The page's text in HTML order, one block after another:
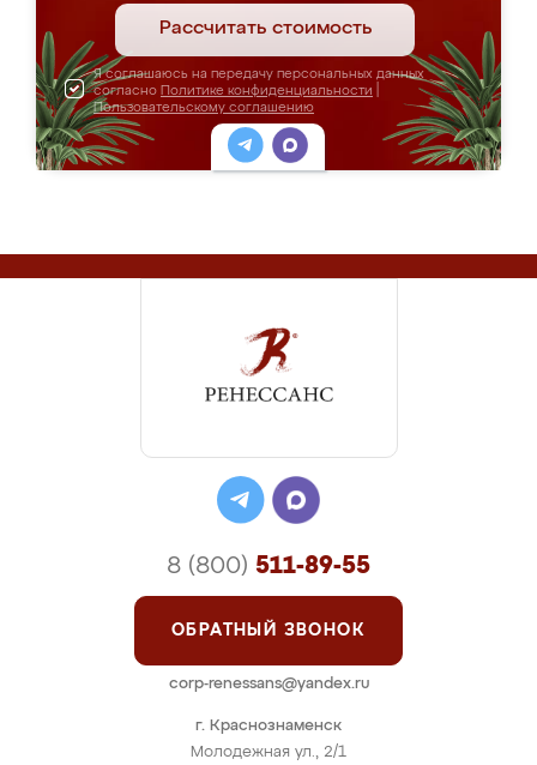
Рассчитать стоимость
Я соглашаюсь на передачу персональных данных
согласно Политике конфиденциальности
Пользовательскому соглашению
г. Краснознаменск
Молодежная ул., 2/1
8 (800) 511-89-55
ОБРАТНЫЙ ЗВОНОК
corp-renessans@yandex.ru